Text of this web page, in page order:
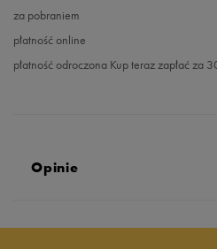
za pobraniem
płatność online
płatność odroczona Kup teraz zapłać za
Opinie